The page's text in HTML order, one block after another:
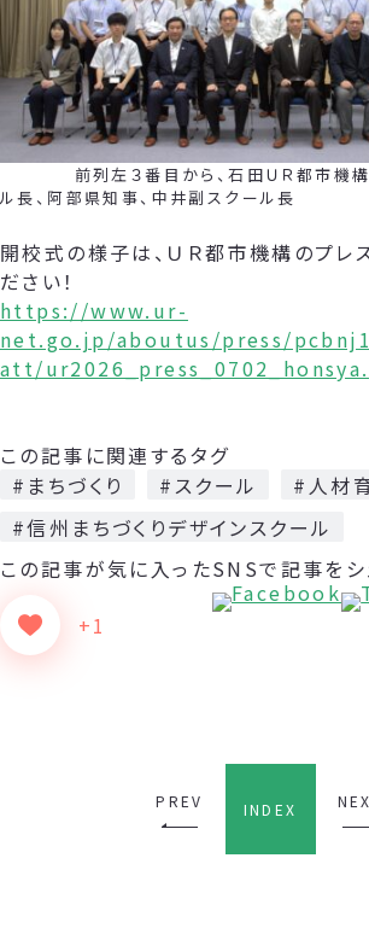
前列左３番目から、石田ＵＲ都市機構
ル長、阿部県知事、中井副スクール長
開校式の様子は、ＵＲ都市機構のプレ
ださい！
https://www.ur-
net.go.jp/aboutus/press/
att/
この記事に関連するタグ
#まちづくり
#スクール
#人材
#信州まちづくりデザインスクール
この記事が気に入った
+1
SNSで記事をシ
PREV INDEX